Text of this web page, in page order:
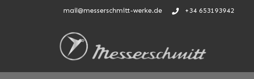
mail@messerschmitt-werke.de +34 653193942